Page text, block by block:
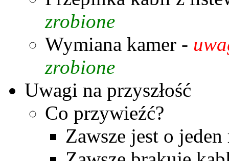
zrobione
Wymiana kamer -
zrobione
Uwagi na przyszłość
Co przywieźć?
Zawsze jest o jeden